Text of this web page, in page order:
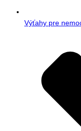
Výťahy pre